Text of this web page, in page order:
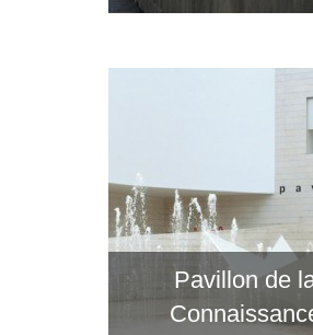
Pavillon de